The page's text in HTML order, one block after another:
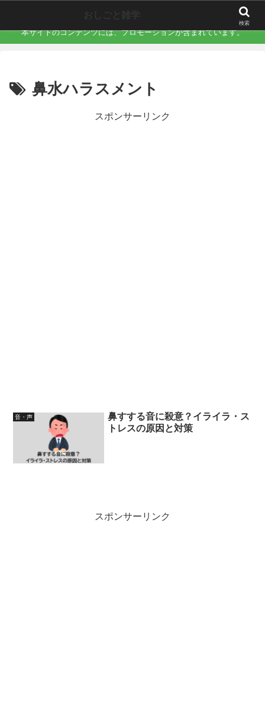
本サイトのコンテンツには、プロモーションが含まれています。
鼻水ハラスメント
スポンサーリンク
音・声
鼻すする音に殺意？イライラ・ス
トレスの原因と対策
スポンサーリンク
検索